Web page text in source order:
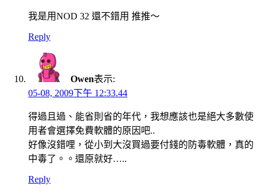
我是用NOD 32 還不錯用 推推～
Reply
Owen表示:
05-08, 2009下午 12:33.44
得過且過、能省則省的年代，我想應該也是絕大多數使
用者會選擇免費軟體的原因吧..
好像沒錯哩，從小到大沒買過要付錢的防毒軟體，真的
中毒了。。還原就好…..
Reply